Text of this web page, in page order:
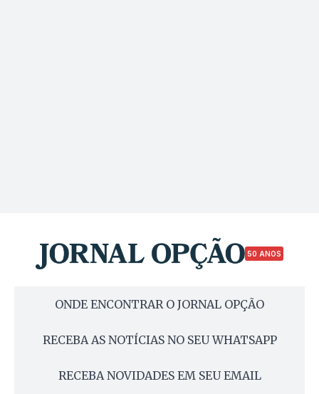
50 ANOS
ONDE ENCONTRAR O JORNAL OPÇÃO
RECEBA AS NOTÍCIAS NO SEU WHATSAPP
RECEBA NOVIDADES EM SEU EMAIL